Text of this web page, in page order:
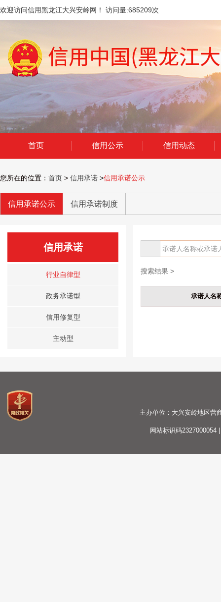
欢迎访问信用黑龙江大兴安岭网！ 访问量:685209次
首页 信用公示 信用动态
您所在的位置： 首页 > 信用承诺 >信用承诺公示
信用承诺公示 信用承诺制度
信用承诺
行业自律型
政务承诺型
信用修复型
主动型
搜索结果 >
承诺人名
主办单位：大兴安岭地区营
网站标识码2327000054